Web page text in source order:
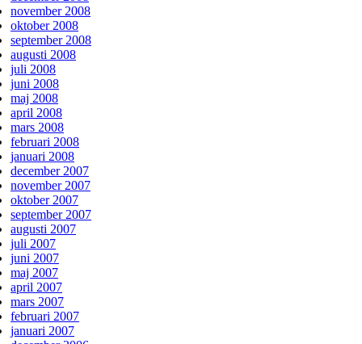
november 2008
oktober 2008
september 2008
augusti 2008
juli 2008
juni 2008
maj 2008
april 2008
mars 2008
februari 2008
januari 2008
december 2007
november 2007
oktober 2007
september 2007
augusti 2007
juli 2007
juni 2007
maj 2007
april 2007
mars 2007
februari 2007
januari 2007